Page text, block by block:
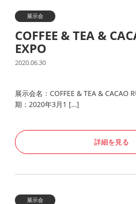
展示会
COFFEE & TEA &
EXPO
2020.06.30
展示会名：COFFEE & TEA &
期：2020年3月1 […]
詳細を見る
展示会